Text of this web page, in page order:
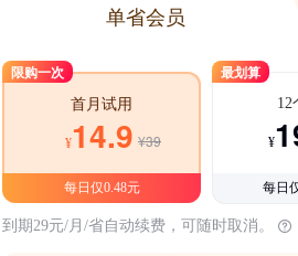
单省会员
限购一次
首月试用
¥14.9 ¥39
每日仅0.48元
最划算
12
¥
每日
到期29元/月/省自动续费，可随时取消。